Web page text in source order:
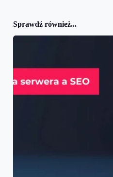
Sprawdź również...